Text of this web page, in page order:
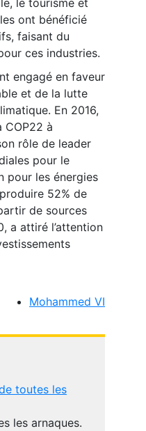
ont bénéficié
faisant du
ces industries.
engagé en faveur
et de la lutte
En 2016,
COP22 à
rôle de leader
pour le
pour les énergies
52% de
de sources
a attiré l’attention
Mohammed VI
toutes les
les arnaques.